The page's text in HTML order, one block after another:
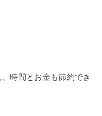
時間とお金も節約でき